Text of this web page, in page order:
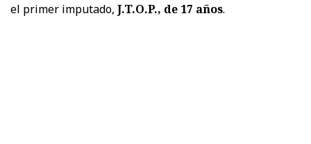
el primer imputado, J.T.O.P., de 17 años.